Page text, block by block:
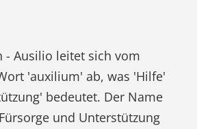
- Ausilio leitet sich vom
'auxilium' ab, was 'Hilfe'
bedeutet. Der Name
und Unterstützung